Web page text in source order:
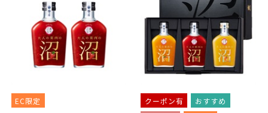
EC限定 クーポン有
おすすめ